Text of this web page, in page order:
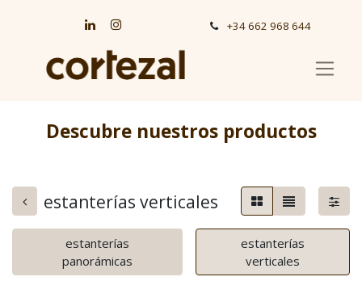
+34 662 968 644
Descubre nuestros productos
estanterías verticales
estanterías
panorámicas
estanterías
verticales